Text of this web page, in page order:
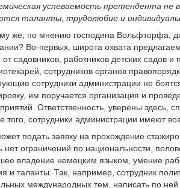
успеваемость претендента не
таланты, трудолюбие и
же, по мнению господина Вольфторфа,
Во-первых, широта охвата
от садовников, работников детских садов
сотрудников органов
сотрудники администрации не
им поручается организация и
Ответственность, уверены здесь,
того, сотрудники администрации имеют
подать заявку на прохождение
нет ограничений по национальности,
владение немецким языком, умение
и таланты. Так, например, сотрудник
международных тем, написать по